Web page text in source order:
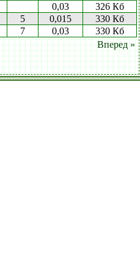
0,03
326 Кб
5 0,015
330 Кб
7 0,03
330 Кб
Вперед »